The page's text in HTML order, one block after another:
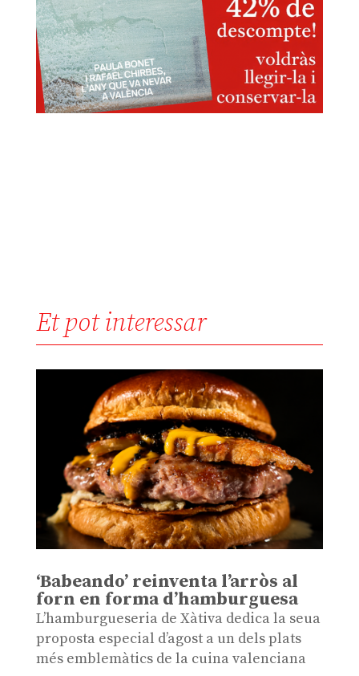
Et pot interessar
‘Babeando’ reinventa l’arròs al
forn en forma d’hamburguesa
L’hamburgueseria de Xàtiva dedica la seua
proposta especial d’agost a un dels plats
més emblemàtics de la cuina valenciana